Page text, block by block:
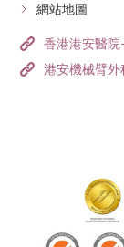
網站地圖
香港港安醫
港安機械臂外